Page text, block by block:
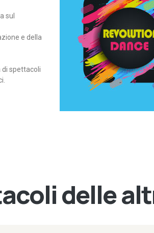
sul
e della
spettacoli
Revolution
Rassegna di
contemporanea – I
Continua
delle